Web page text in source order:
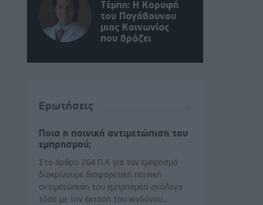
Τέμπη: Η Κορυφή
του Παγόβουνου
μιας Κοινωνίας
που βράζει
Ερωτήσεις
Ποια η ποινική αντιμετώπιση του
εμπρησμού;
Στο άρθρο 264 Π.Κ για τον εμπρησμό
διακρίνουμε διαφορετική ποινική
αντιμετώπιση του εμπρησμού ανάλογα
τόσο με την έκταση του κινδύνου..